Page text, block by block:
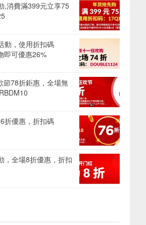
,消費滿399元立享75
動，使用折扣碼
即可優惠26%
節78折鉅惠，全場無
折優惠，折扣碼
，全場8折優惠，折扣